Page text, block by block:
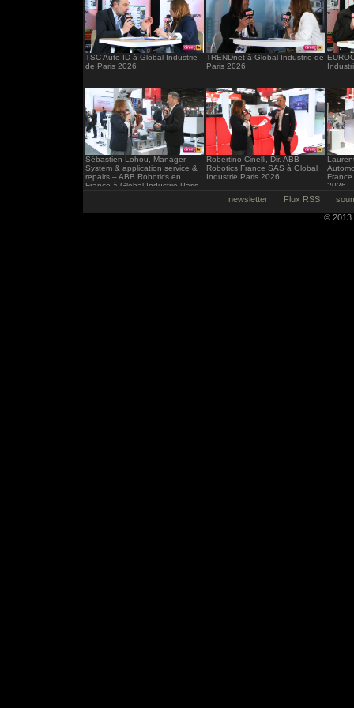
TSC Auto ID à Global Industrie
de Paris 2026
TRENDnet à Global Industrie de
Paris 2026
Sébastien Lohou, Manager
System & application service &
repairs – ABB Robotics en
France à Global Industrie Paris
Robertino Cinelli, Dir. ABB
Robotics France SAS à Global
Industrie Paris 2026
2026
newsletter Flux RSS
© 2013